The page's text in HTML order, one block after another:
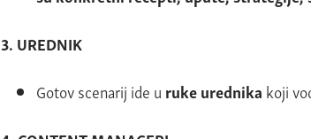
3. UREDNIK
Gotov scenarij ide u ruke urednika koji